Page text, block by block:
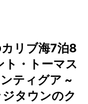
リブ海7泊8
ト・トーマス
ティグア ~
タウンのク